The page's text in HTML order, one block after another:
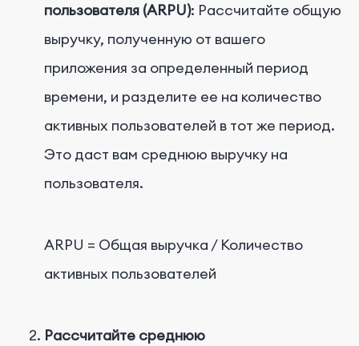
пользователя (ARPU): Рассчитайте общую
выручку, полученную от вашего
приложения за определенный период
времени, и разделите ее на количество
активных пользователей в тот же период.
Это даст вам среднюю выручку на
пользователя.
ARPU = Общая выручка / Количество
активных пользователей
Рассчитайте среднюю